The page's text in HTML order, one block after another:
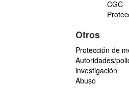
CGC
Otros
Protección de
Autoridades/
investigación
Abuso